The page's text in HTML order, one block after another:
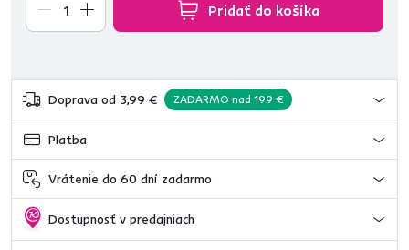
Pridať do košíka
Doprava od 3,99 € ZADARMO nad 199 €
Platba
Vrátenie do 60 dní zadarmo
Dostupnosť v predajniach